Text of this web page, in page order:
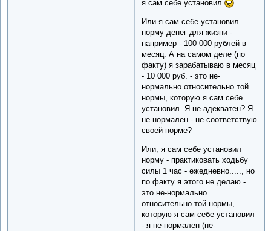
я сам себе установил
Или я сам себе установил
норму денег для жизни -
например - 100 000 рублей в
месяц. А на самом деле (по
факту) я зарабатываю в месяц
- 10 000 руб. - это не-
нормально относительно той
нормы, которую я сам себе
установил. Я не-адекватен? Я
не-нормален - не-соответствую
своей норме?
Или, я сам себе установил
норму - практиковать ходьбу
силы 1 час - ежедневно....., но
по факту я этого не делаю -
это не-нормально
относительно той нормы,
которую я сам себе установил
- я не-нормален (не-